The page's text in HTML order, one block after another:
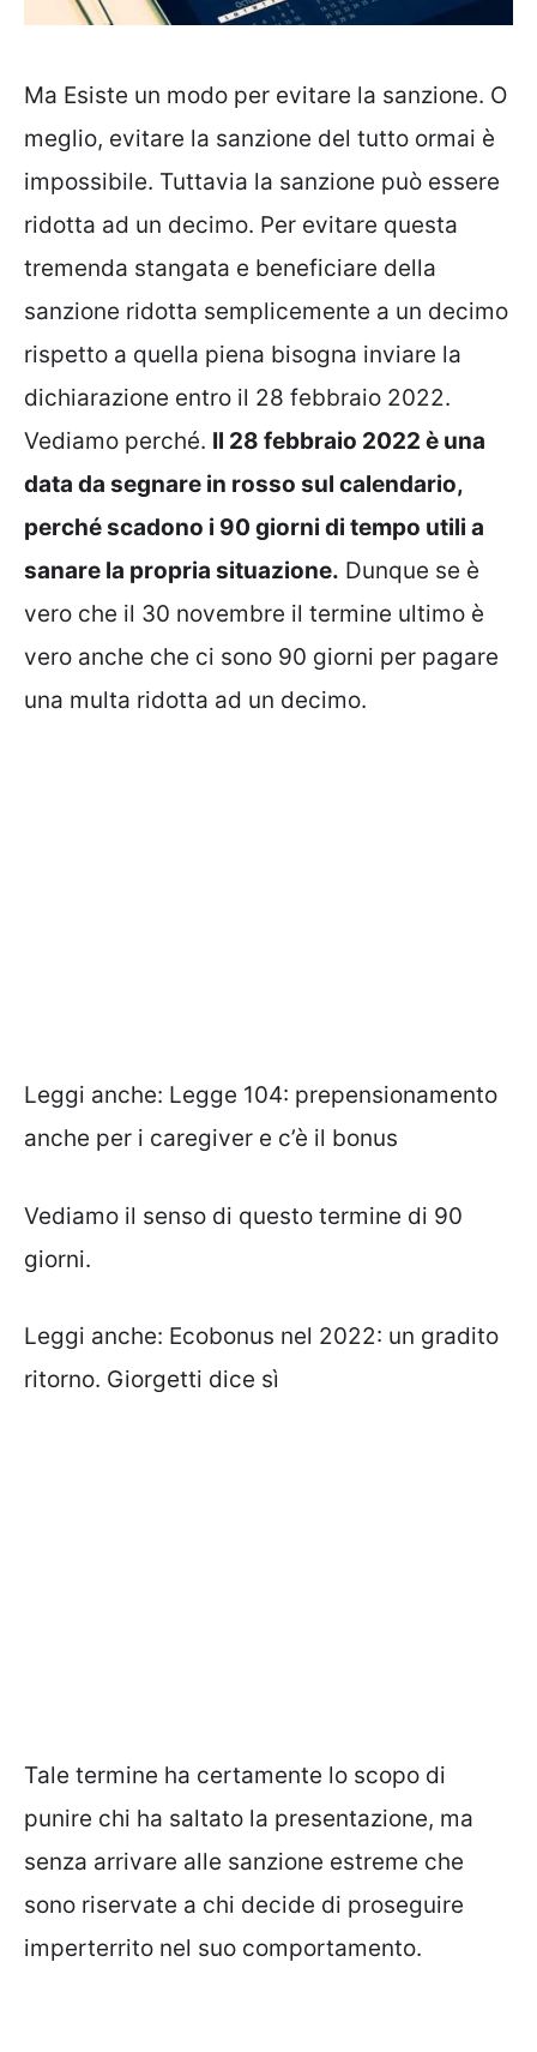
Ma Esiste un modo per evitare la sanzione. O
meglio, evitare la sanzione del tutto ormai è
impossibile. Tuttavia la sanzione può essere
ridotta ad un decimo. Per evitare questa
tremenda stangata e beneficiare della
sanzione ridotta semplicemente a un decimo
rispetto a quella piena bisogna inviare la
dichiarazione entro il 28 febbraio 2022.
Vediamo perché. Il 28 febbraio 2022 è una
data da segnare in rosso sul calendario,
perché scadono i 90 giorni di tempo utili a
sanare la propria situazione. Dunque se è
vero che il 30 novembre il termine ultimo è
vero anche che ci sono 90 giorni per pagare
una multa ridotta ad un decimo.
Leggi anche: Legge 104: prepensionamento
anche per i caregiver e c’è il bonus
Vediamo il senso di questo termine di 90
giorni.
Leggi anche: Ecobonus nel 2022: un gradito
ritorno. Giorgetti dice sì
Tale termine ha certamente lo scopo di
punire chi ha saltato la presentazione, ma
senza arrivare alle sanzione estreme che
sono riservate a chi decide di proseguire
imperterrito nel suo comportamento.